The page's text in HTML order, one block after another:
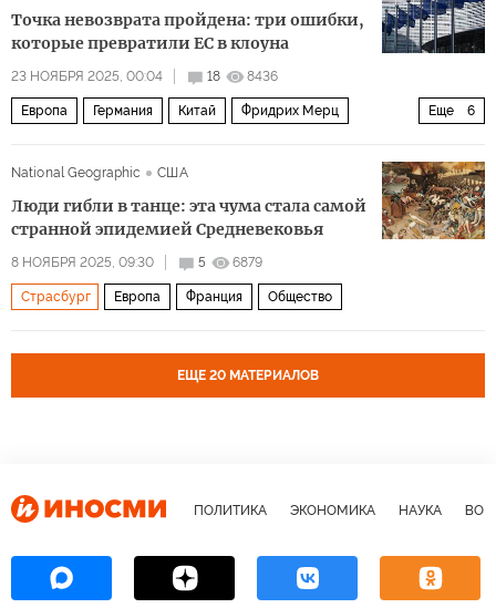
Точка невозврата пройдена: три ошибки,
которые превратили ЕС в клоуна
23 НОЯБРЯ 2025, 00:04 18 8436
Еще 6
Европа Германия Китай Фридрих Мерц
Экономика
National Geographic США
Люди гибли в танце: эта чума стала самой
странной эпидемией Средневековья
8 НОЯБРЯ 2025, 09:30 5 6879
Страсбург Европа Франция Общество
ЕЩЕ 20 МАТЕРИАЛОВ
ПОЛИТИКА ЭКОНОМИКА НАУКА